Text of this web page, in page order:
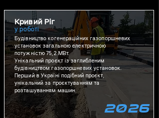
Кривий Ріг
у роботі
Будівництво когенераційних газопоршневих
установок загальною електричною
потужністю 75,2 МВт.
Унікальний проєкт із заглибленим
будівництвом газопоршневих установок.
Перший в Україні подібний проєкт,
унікальний за проєктуванням та
розташуванням машин.
2026